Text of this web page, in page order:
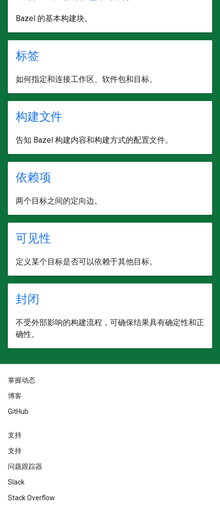
Bazel 的基本构建块。
标签
如何指定和连接工作区、软件包和目标。
构建文件
告知 Bazel 构建内容和构建方式的配置文件。
依赖项
两个目标之间的定向边。
可见性
定义某个目标是否可以依赖于其他目标。
封闭
不受外部影响的构建流程，可确保结果具有确定性和正
确性。
掌握动态
博客
GitHub
支持
支持
问题跟踪器
Slack
Stack Overflow